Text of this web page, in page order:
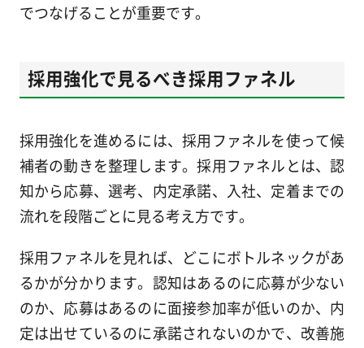
でつなげることが重要です。
採用強化で見るべき採用ファネル
採用強化を進めるには、採用ファネルを使って候
補者の動きを整理します。採用ファネルとは、認
知から応募、選考、内定承諾、入社、定着までの
流れを段階ごとに見る考え方です。
採用ファネルを見れば、どこにボトルネックがあ
るかが分かります。認知はあるのに応募が少ない
のか、応募はあるのに面接参加率が低いのか、内
定は出せているのに承諾されないのかで、改善施